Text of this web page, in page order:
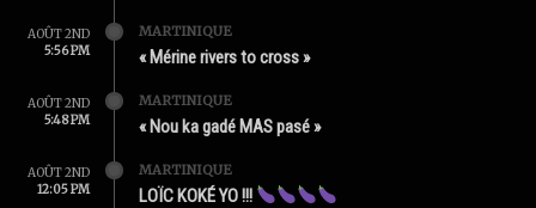
AOÛT 2ND
5:56 PM
MARTINIQUE
« Mérine rivers to cross »
AOÛT 2ND
5:48 PM
MARTINIQUE
« Nou ka gadé MAS pasé »
AOÛT 2ND
12:05 PM
MARTINIQUE
LOÏC KOKÉ YO !!!